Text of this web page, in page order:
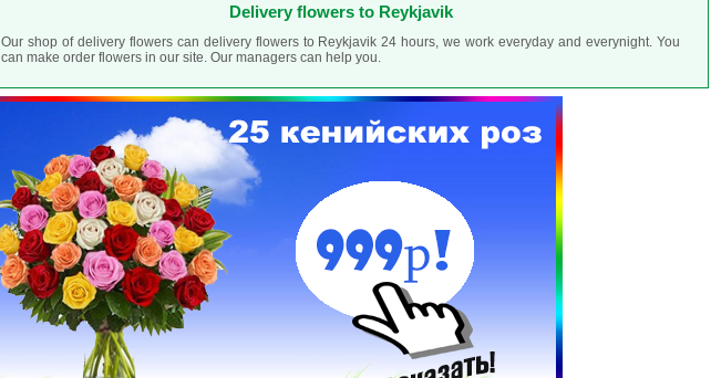
Delivery flowers to Reykjavik
Our shop of delivery flowers can delivery flowers to Reykjavik 24 hours, we work everyday and everynight. You
can make order flowers in our site. Our managers can help you.